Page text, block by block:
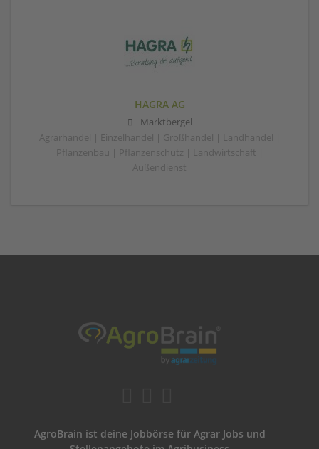
HAGRA AG
Marktbergel
Agrarhandel | Einzelhandel | Großhandel | Landhandel |
Pflanzenbau | Pflanzenschutz | Landwirtschaft |
Außendienst
AgroBrain ist deine Jobbörse für Agrar Jobs und